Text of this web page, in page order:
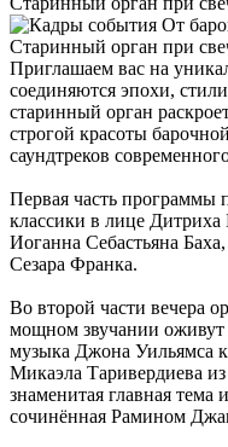
Приглашаем вас на
соединяются эпохи,
старинный орган
строгой красоты
саундтреков
Первая часть программы
классики в лице
Иоганна Себастьяна
Сезара Франка.
Во второй части вечера
мощном звучании оживут
музыка Джона Уильямса
Микаэла Таривердиева
знаменитая главная тема
сочинённая Рамином